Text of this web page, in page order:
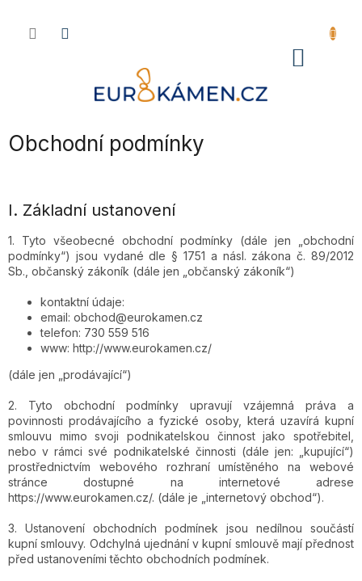
obsah
Obchodní podmínky
I. Základní ustanovení
1. Tyto všeobecné obchodní podmínky (dále jen „obchodní
podmínky“) jsou vydané dle § 1751 a násl. zákona č. 89/2012
Sb., občanský zákoník (dále jen „občanský zákoník“)
kontaktní údaje:
email: obchod@eurokamen.cz
telefon: 730 559 516
www: http://www.eurokamen.cz/
(dále jen „prodávající“)
2. Tyto obchodní podmínky upravují vzájemná práva a
povinnosti prodávajícího a fyzické osoby, která uzavírá kupní
smlouvu mimo svoji podnikatelskou činnost jako spotřebitel,
nebo v rámci své podnikatelské činnosti (dále jen: „kupující“)
prostřednictvím webového rozhraní umístěného na webové
stránce dostupné na internetové adrese
https://www.eurokamen.cz/. (dále je „internetový obchod“).
3. Ustanovení obchodních podmínek jsou nedílnou součástí
kupní smlouvy. Odchylná ujednání v kupní smlouvě mají přednost
před ustanoveními těchto obchodních podmínek.